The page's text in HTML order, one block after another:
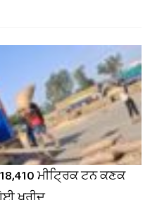
ਮੀਟ੍ਰਿਕ ਟਨ ਕਣਕ